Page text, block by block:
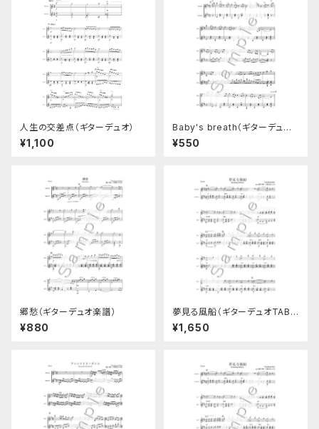
人生の交差点（ギターデュオ）
¥1,100
Baby's breath（ギターデュオ
楽譜）
¥550
郷愁（ギターデュオ楽譜）
¥880
夢見る風船（ギターデュオTAB
譜付き楽譜）
¥1,650